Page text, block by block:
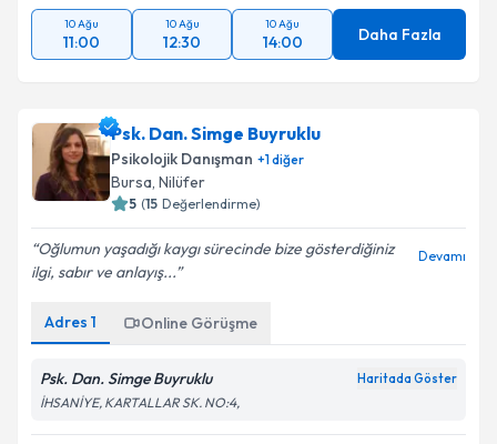
Takvim Talebini Gönder
10 Ağu
11:00
10 Ağu
12:30
10 Ağu
14:00 Daha Fazla
Psk. Dan. Simge Buyruklu
Psikolojik Danışman +1diğer
Bursa, Nilüfer
5 (15 Değerlendirme)
Oğlumun yaşadığı kaygı sürecinde bize gösterdiğiniz
ilgi, sabır ve anlayış...
Devamı
Adres 1 Online Görüşme
Psk. Dan. Simge Buyruklu Haritada Göster
İHSANİYE, KARTALLAR SK. NO:4,